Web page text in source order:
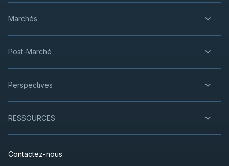
Marchés
Post-Marché
Perspectives
RESSOURCES
Contactez-nous